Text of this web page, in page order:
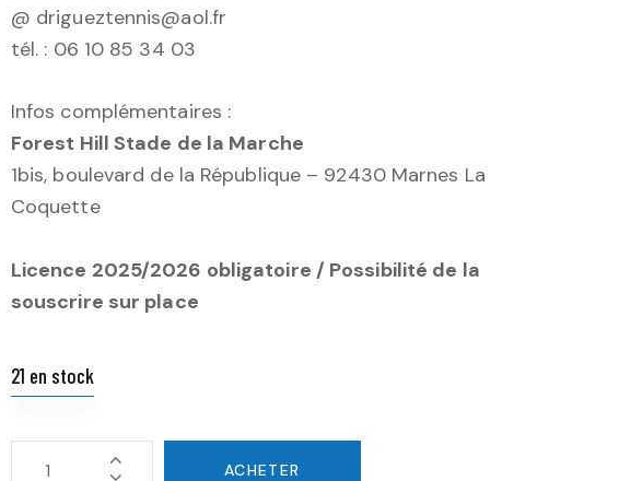
@ drigueztennis@aol.fr
tél. : 06 10 85 34 03
Infos complémentaires :
Forest Hill Stade de la Marche
1bis, boulevard de la République – 92430 Marnes La
Coquette
Licence 2025/2026 obligatoire / Possibilité de la
souscrire sur place
21 en stock
ACHETER